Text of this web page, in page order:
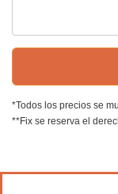
*Todos los precios se
**Fix se reserva el